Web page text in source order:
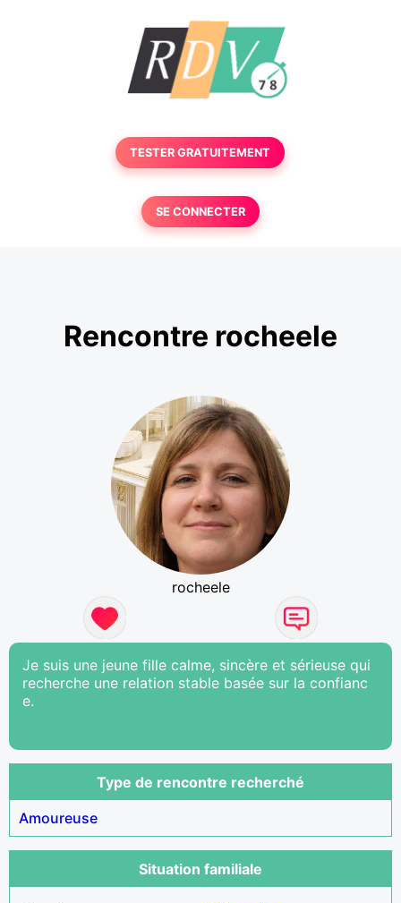
TESTER GRATUITEMENT
SE CONNECTER
Rencontre rocheele
rocheele
Je suis une jeune fille calme, sincère et sérieuse qui
recherche une relation stable basée sur la confianc
e.
Type de rencontre recherché
Amoureuse
Situation familiale